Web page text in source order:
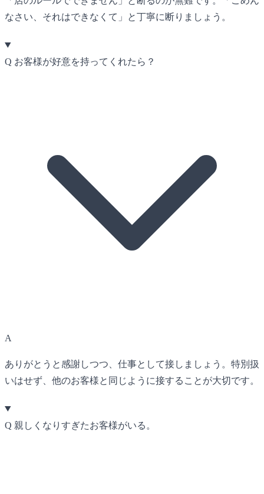
なさい、それはできなくて」と丁寧に断りましょう。
Q お客様が好意を持ってくれたら？
A
ありがとうと感謝しつつ、仕事として接しましょう。特別扱
いはせず、他のお客様と同じように接することが大切です。
Q 親しくなりすぎたお客様がいる。